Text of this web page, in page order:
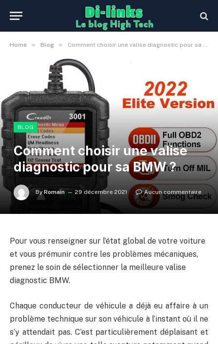
Home » Blog » Comment choisir une valise diagnostic pour sa BMW ?
BLOG
Comment choisir une valise
diagnostic pour sa BMW ?
By Romain 29 décembre 2021 Aucun commentaire
Pour vous renseigner sur l’état global de votre voiture
et vous prémunir contre les problèmes mécaniques,
prenez le soin de sélectionner la meilleure valise
diagnostic BMW.
Chaque conducteur de véhicule a déjà eu affaire à un
problème technique sur son véhicule à l’instant où il ne
s’y attendait pas. C’est particulièrement déplaisant et